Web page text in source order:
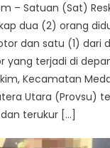
– Satuan (Sat)
dua (2) orang
dan satu (1) dari
yang terjadi di
Kecamatan
Utara (Provsu)
terukur […]